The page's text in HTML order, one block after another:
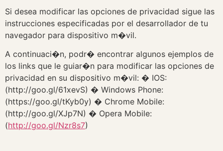
Si desea modificar las opciones de privacidad sigue las
instrucciones especificadas por el desarrollador de tu
navegador para dispositivo m�vil.
A continuaci�n, podr� encontrar algunos ejemplos de
los links que le guiar�n para modificar las opciones de
privacidad en su dispositivo m�vil: � IOS:
(http://goo.gl/61xevS) � Windows Phone:
(https://goo.gl/tKyb0y) � Chrome Mobile:
(http://goo.gl/XJp7N) � Opera Mobile:
(http://goo.gl/Nzr8s7)